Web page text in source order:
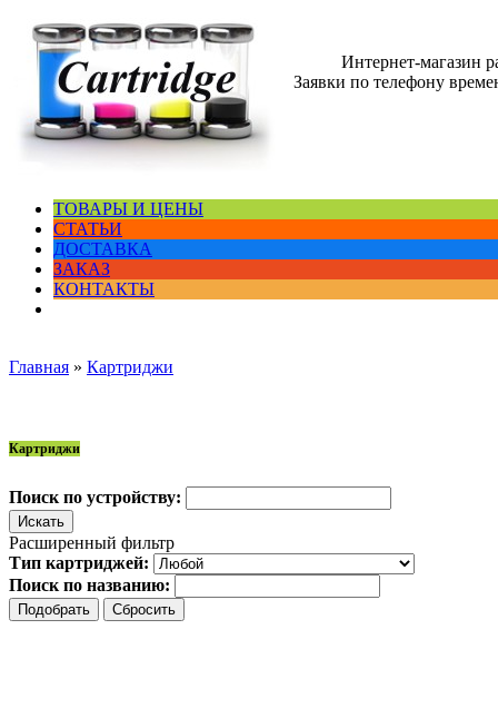
Интернет-магазин
Заявки по телефону
ТОВАРЫ И ЦЕНЫ
СТАТЬИ
ДОСТАВКА
ЗАКАЗ
КОНТАКТЫ
Главная » Картриджи
Картриджи
Поиск по устройству:
Расширенный фильтр
Тип картриджей:
Поиск по названию: